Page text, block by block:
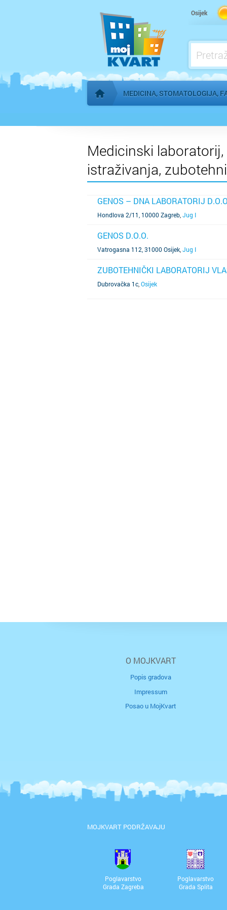
Osijek
Početna stranica
MEDICINA, STOMATOLOGIJA,
Kućna njega
Logoped
Ljekarna, farmacija
Medicinski
istraživanja,
GENOS – DNA LABORATORIJ
Hondlova 2/11, 10000 Zagreb Jug I
GENOS D.O.O.
Vatrogasna 112, 31000 Osijek Jug I
ZUBOTEHNIČKI LABORATORIJ
Dubrovačka 1c Osijek
O MOJKVART
Popis gradova
Impressum
Posao u MojKvart
MOJKVART PODRŽAVAJU
Poglavarstvo
Grada Zagreba
Poglavarstvo
Grada Splita